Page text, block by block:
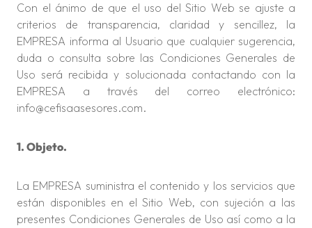
Con el ánimo de que el uso del Sitio Web se ajuste a
criterios de transparencia, claridad y sencillez, la
EMPRESA informa al Usuario que cualquier sugerencia,
duda o consulta sobre las Condiciones Generales de
Uso será recibida y solucionada contactando con la
EMPRESA a través del correo electrónico:
info@cefisaasesores.com.
1. Objeto.
La EMPRESA suministra el contenido y los servicios que
están disponibles en el Sitio Web, con sujeción a las
presentes Condiciones Generales de Uso así como a la